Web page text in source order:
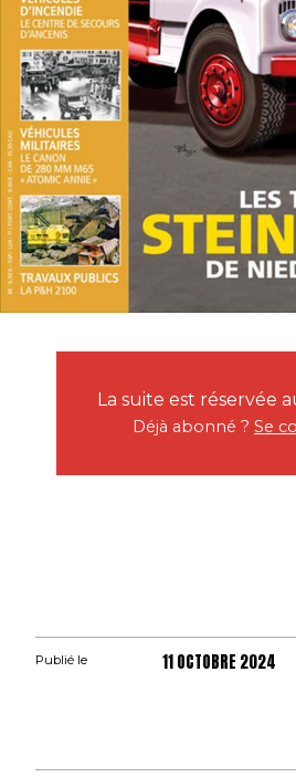
La suite est réservée
Déjà abonné ? Se
Publié le 11 OCTOBRE 2024